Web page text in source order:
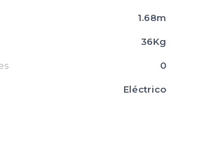
1.68m
36Kg
0
Eléctrico